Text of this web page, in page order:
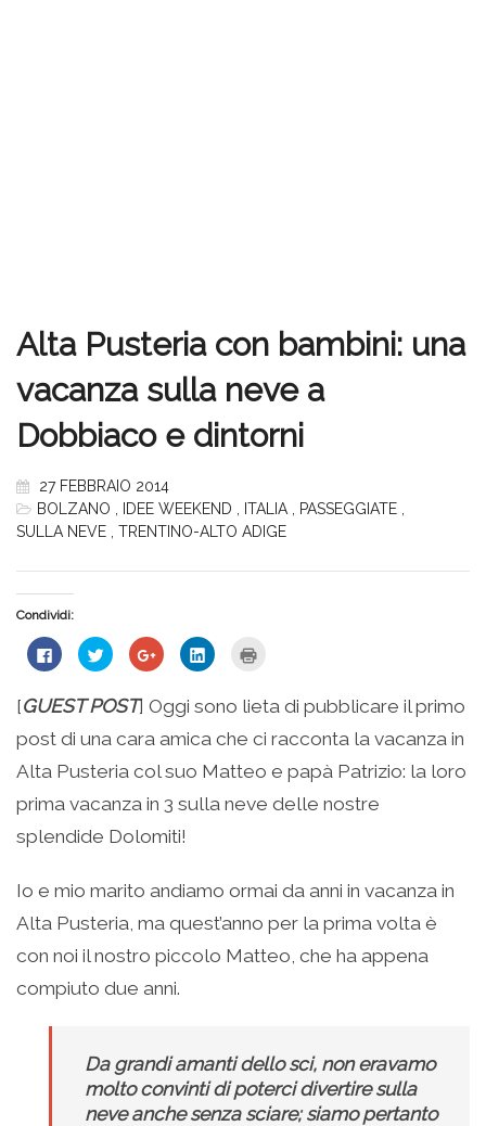
Alta Pusteria con bambini: una
vacanza sulla neve a
Dobbiaco e dintorni
27 FEBBRAIO 2014
BOLZANO
IDEE WEEKEND ITALIA PASSEGGIATE
SULLA NEVE
TRENTINO-ALTO ADIGE
Condividi:
Fai
clic
su
Facebook
apre
una
nuova
Fai
clic
condividere
su
(Si
in
una
finestra)
Fai
clic
condividere
su
Google+
(Si
in
una
finestra)
Fai
clic
condividere
su
LinkedIn
(Si
in
una
finestra)
stampare
(Si
apre
in
nuova
finestra)
[GUEST POST] Oggi sono lieta di pubblicare il primo
post di una cara amica che ci racconta la vacanza in
Alta Pusteria col suo Matteo e papà Patrizio: la loro
prima vacanza in 3 sulla neve delle nostre
splendide Dolomiti!
Io e mio marito andiamo ormai da anni in vacanza in
Alta Pusteria, ma quest’anno per la prima volta è
con noi il nostro piccolo Matteo, che ha appena
compiuto due anni.
Da grandi amanti dello sci, non eravamo
molto convinti di poterci divertire sulla
neve anche senza sciare; siamo pertanto